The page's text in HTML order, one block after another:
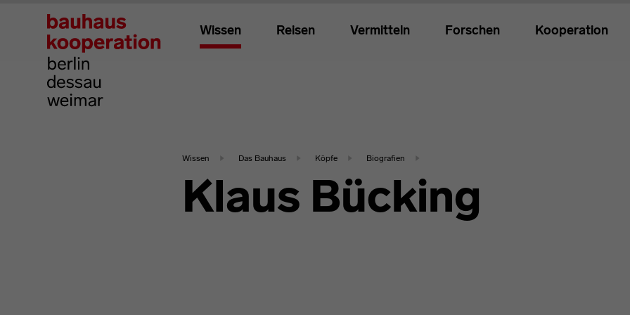
Wissen Reisen Vermitteln Forschen Kooperation
Wissen Das Bauhaus Köpfe Biografien
Klaus Bücking